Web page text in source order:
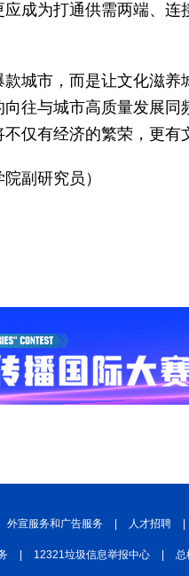
成为打通供需两端、连
城市，而是让文化滋
往与城市高质量发展同
仅有经济的繁荣，更有
副研究员）
外宣服务和广告服务 人才招聘
12321垃圾信息举报中心 总